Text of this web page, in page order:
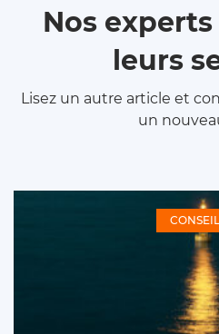
Nos
leurs
Lisez un autre article et
un